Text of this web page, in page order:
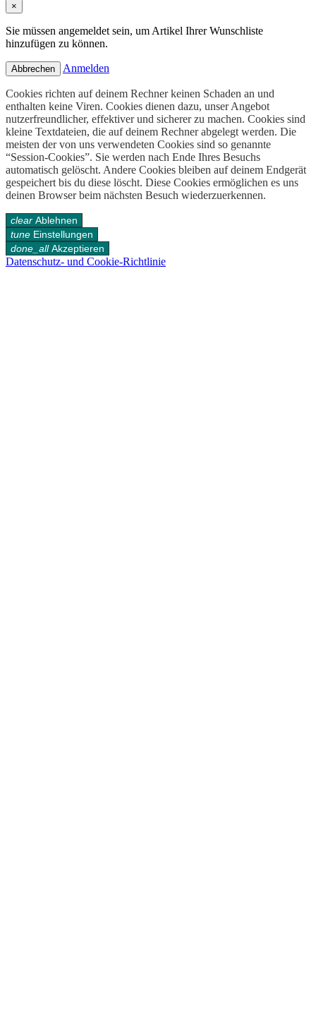
×
Sie müssen angemeldet sein, um Artikel Ihrer Wunschliste
hinzufügen zu können.
Abbrechen Anmelden
Cookies richten auf deinem Rechner keinen Schaden an und
enthalten keine Viren. Cookies dienen dazu, unser Angebot
nutzerfreundlicher, effektiver und sicherer zu machen. Cookies sind
kleine Textdateien, die auf deinem Rechner abgelegt werden. Die
meisten der von uns verwendeten Cookies sind so genannte
“Session-Cookies”. Sie werden nach Ende Ihres Besuchs
automatisch gelöscht. Andere Cookies bleiben auf deinem Endgerät
gespeichert bis du diese löscht. Diese Cookies ermöglichen es uns
deinen Browser beim nächsten Besuch wiederzuerkennen.
clear Ablehnen
tune Einstellungen
done_all Akzeptieren
Datenschutz- und Cookie-Richtlinie